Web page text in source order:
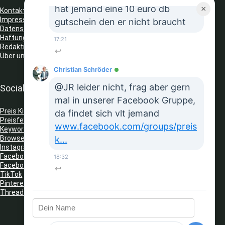
Kontakt
Impressum
Datenschutz
Haftungsausschluss
Redaktionelle Richtlinien
Über uns
Social Media
Preis King auf Telegram
Preisfehler Whats App Kanal
Keyword Tracker (Telegram)
Browser Erweiterungen: Gutschein Finder
Instagram
Facebook
Facebook Gruppe
TikTok
Pinterest
Threads
×
hat jemand eine 10 euro db
gutschein den er nicht braucht
17:21
↩
Christian Schröder
@JR leider nicht, frag aber gern
mal in unserer Facebook Gruppe,
da findet sich vlt jemand
www.facebook.com/groups/preis
k...
18:32
↩